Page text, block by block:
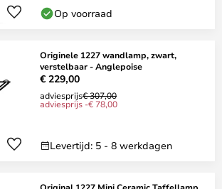
Op voorraad
Originele 1227 wandlamp, zwart,
verstelbaar - Anglepoise
€ 229,00
adviesprijs€ 307,00
adviesprijs -€ 78,00
Levertijd: 5 - 8 werkdagen